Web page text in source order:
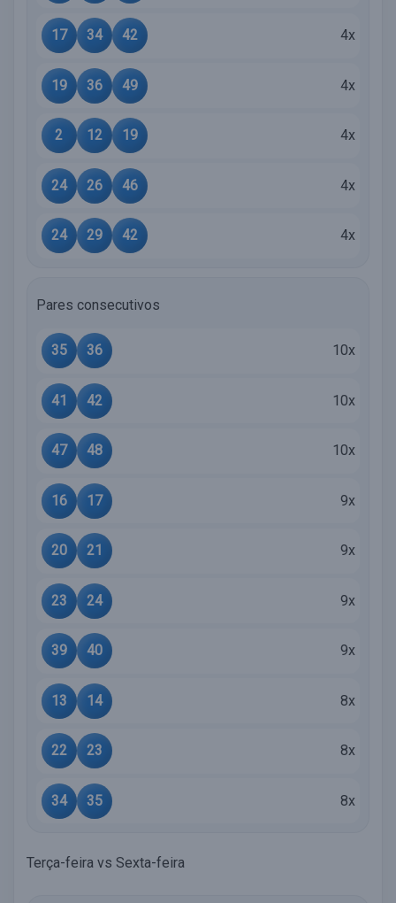
17 34 42 4x
19 36 49 4x
2 12 19 4x
24 26 46 4x
24 29 42 4x
Pares consecutivos
35 36 10x
41 42 10x
47 48 10x
16 17 9x
20 21 9x
23 24 9x
39 40 9x
13 14 8x
22 23 8x
34 35 8x
Terça-feira vs Sexta-feira